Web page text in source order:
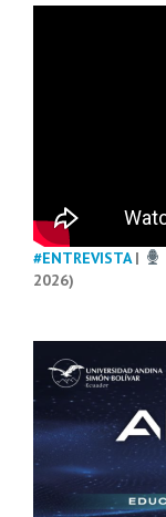
#ENTREVISTA|
2026)